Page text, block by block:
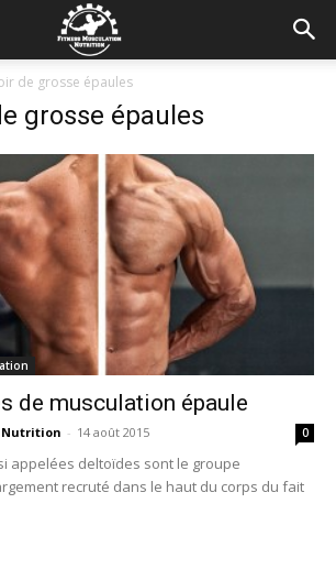
de grosse épaules
grosse épaules
de musculation épaule
Nutrition - 14 août 2015 0
appelées deltoïdes sont le groupe
recruté dans le haut du corps du fait